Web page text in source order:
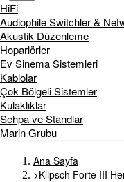
HiFi
Audiophile Switchler &
Akustik Düzenleme
Hoparlörler
Ev Sinema Sistemleri
Kablolar
Çok Bölgeli Sistemler
Kulaklıklar
Sehpa ve Standlar
Marin Grubu
Ana Sayfa
>Klipsch Forte III